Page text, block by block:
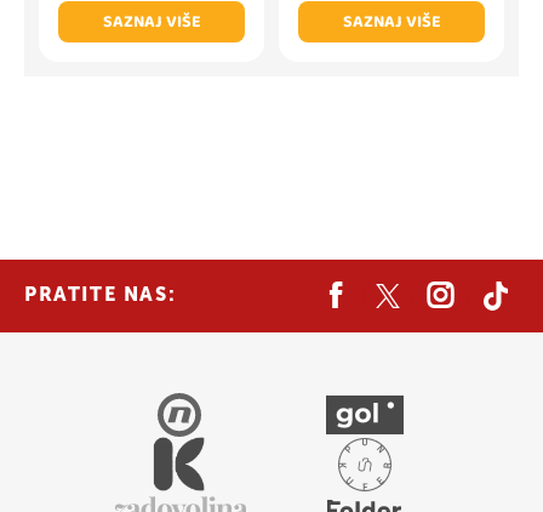
SAZNAJ VIŠE
SAZNAJ VIŠE
PRATITE NAS: